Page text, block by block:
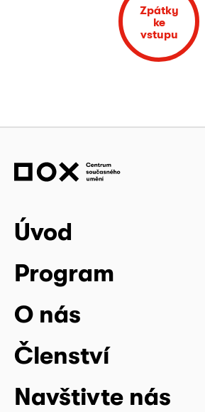
Zpátky
ke
vstupu
Úvod
Program
O nás
Členství
Navštivte nás